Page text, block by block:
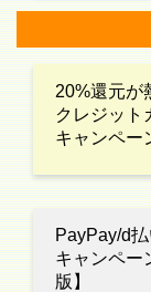
20%還元が
クレジット
キャンペー
PayPay/d
キャンペー
版】